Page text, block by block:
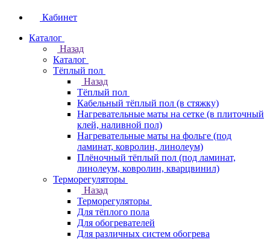
Кабинет
Каталог
Назад
Каталог
Тёплый пол
Назад
Тёплый пол
Кабельный тёплый пол (в стяжку)
Нагревательные маты на сетке (в плиточный
клей, наливной пол)
Нагревательные маты на фольге (под
ламинат, ковролин, линолеум)
Плёночный тёплый пол (под ламинат,
линолеум, ковролин, кварцвинил)
Терморегуляторы
Назад
Терморегуляторы
Для тёплого пола
Для обогревателей
Для различных систем обогрева